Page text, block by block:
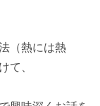
（熱には熱
て、